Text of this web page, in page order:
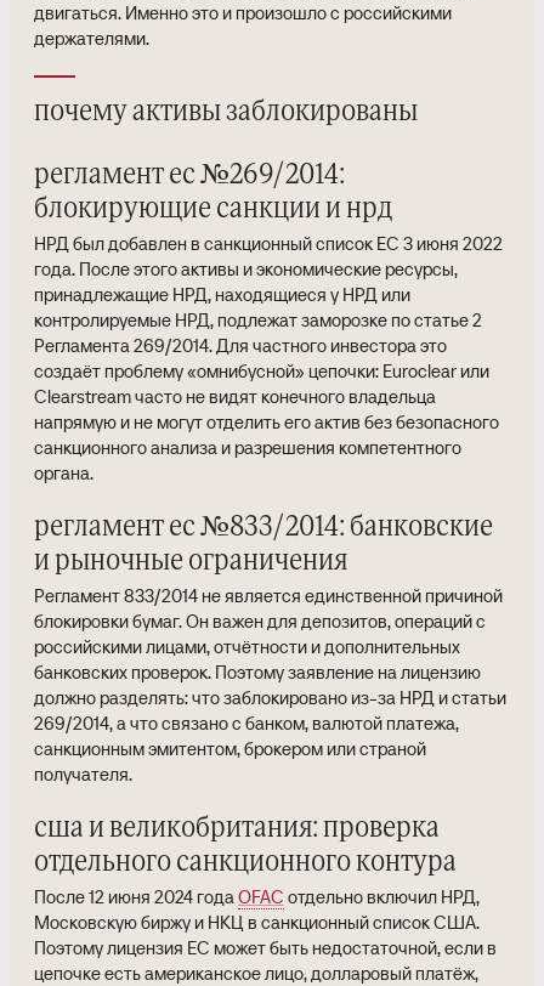
двигаться. Именно это и произошло с российскими
держателями.
почему активы заблокированы
регламент ес №269/2014:
блокирующие санкции и нрд
НРД был добавлен в санкционный список ЕС 3 июня 2022
года. После этого активы и экономические ресурсы,
принадлежащие НРД, находящиеся у НРД или
контролируемые НРД, подлежат заморозке по статье 2
Регламента 269/2014. Для частного инвестора это
создаёт проблему «омнибусной» цепочки: Euroclear или
Clearstream часто не видят конечного владельца
напрямую и не могут отделить его актив без безопасного
санкционного анализа и разрешения компетентного
органа.
регламент ес №833/2014: банковские
и рыночные ограничения
Регламент 833/2014 не является единственной причиной
блокировки бумаг. Он важен для депозитов, операций с
российскими лицами, отчётности и дополнительных
банковских проверок. Поэтому заявление на лицензию
должно разделять: что заблокировано из-за НРД и статьи
269/2014, а что связано с банком, валютой платежа,
санкционным эмитентом, брокером или страной
получателя.
сша и великобритания: проверка
отдельного санкционного контура
После 12 июня 2024 годаOFAC отдельно включил НРД,
Московскую биржу и НКЦ в санкционный список США.
Поэтому лицензия ЕС может быть недостаточной, если в
цепочке есть американское лицо, долларовый платёж,